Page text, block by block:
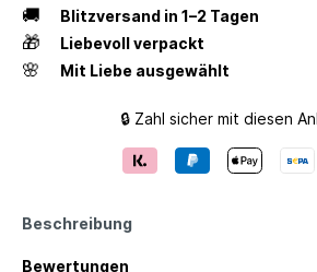
🚚 Blitzversand in 1–2 Tagen
🎁 Liebevoll verpackt
🌸 Mit Liebe ausgewählt
🔒 Zahl sicher mit diesen
Beschreibung
Bewertungen